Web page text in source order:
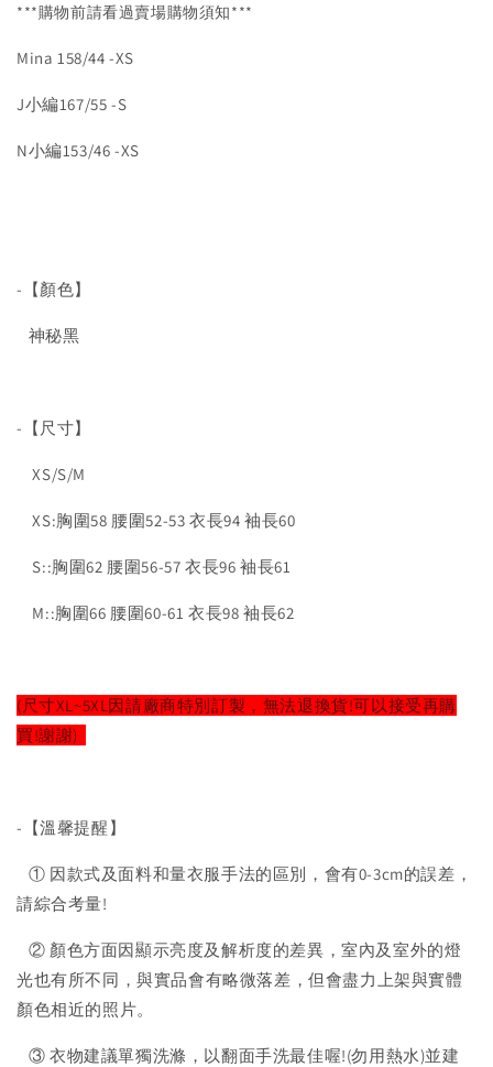
***購物前請看過賣場購物須知***
Mina 158/44 -XS
J小編167/55 -S
N小編153/46 -XS
-【顏色】
神秘黑
-【尺寸】
XS/S/M
XS:胸圍58 腰圍52-53 衣長94 袖長60
S::胸圍62 腰圍56-57 衣長96 袖長61
M::胸圍66 腰圍60-61 衣長98 袖長62
(尺寸XL~5XL因請廠商特別訂製，無法退換貨!可以接受再購
買!謝謝)
-【溫馨提醒】
① 因款式及面料和量衣服手法的區別，會有0-3cm的誤差，
請綜合考量!
② 顏色方面因顯示亮度及解析度的差異，室內及室外的燈
光也有所不同，與實品會有略微落差，但會盡力上架與實體
顏色相近的照片。
③ 衣物建議單獨洗滌，以翻面手洗最佳喔!(勿用熱水)並建